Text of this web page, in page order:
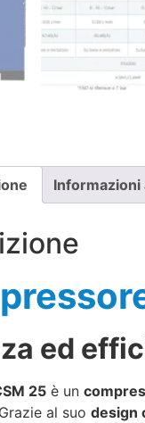
Informazioni
ed
25 è un
al suo design